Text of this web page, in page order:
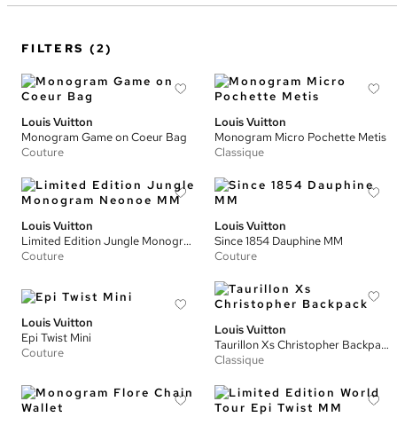
FILTERS (2)
Louis Vuitton
Monogram Game on Coeur Bag
Couture
Louis Vuitton
Monogram Micro Pochette Metis
Classique
Louis Vuitton
Limited Edition Jungle Monogram Neonoe MM
Couture
Louis Vuitton
Since 1854 Dauphine MM
Couture
Louis Vuitton
Epi Twist Mini
Couture
Louis Vuitton
Taurillon Xs Christopher Backpack
Classique